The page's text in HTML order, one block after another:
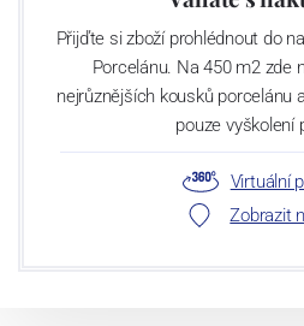
Přijďte si zboží prohlédnout do
Porcelánu. Na 450 m2 zde
nejrůznějších kousků porcelánu
pouze vyškolení
Virtuální
Zobrazit